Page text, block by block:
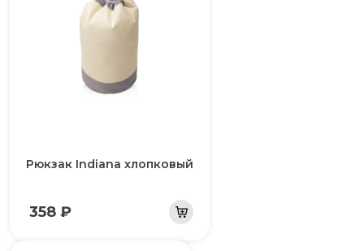
Рюкзак Indiana хлопковый
358 ₽